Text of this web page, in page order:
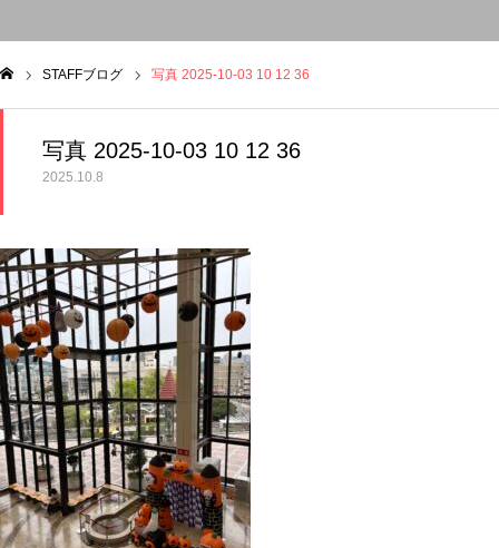
STAFFブログ 写真 2025-10-03 10 12 36
写真 2025-10-03 10 12 36
2025.10.8